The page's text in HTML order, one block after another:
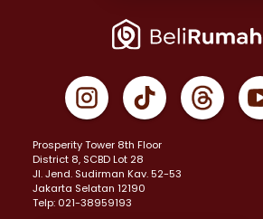
Properti Dijual di Jakarta Pusat >
Properti Dijual di Gambir >
Properti Dijual di Johar Baru >
Properti Dijual di Menteng >
Properti Dijual di Senen >
Properti Dijual di Tanah Abang >
Properti Dijual di Cikini >
Prosperity Tower 8th Floor
District 8, SCBD Lot 28
JI. Jend. Sudirman Kav. 52-53
Jakarta Selatan 12190
Telp: 021-38959193